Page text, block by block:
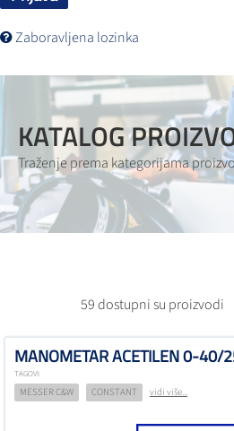
Zaboravljena lozinka
KATALOG
Traženje prema kategorijama
59 dostupni su proizvodi
MANOMETAR ACETILEN 0-40/
TAGOVI:
MESSER C&W CONSTANT vidi više...